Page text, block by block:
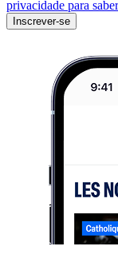
privacidade para
Inscrever-se